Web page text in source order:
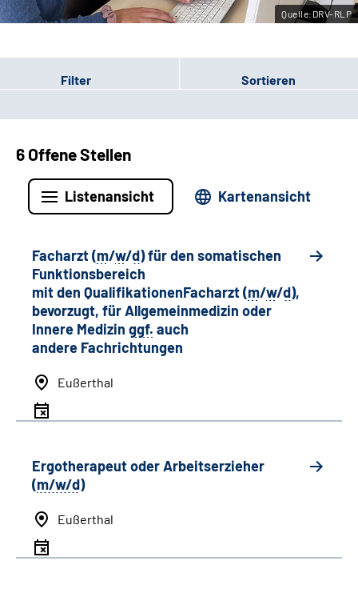
Gebärdensprache
Quelle:DRV-RLP
Filter Sortieren
6 Offene Stellen
Listenansicht Kartenansicht
Facharzt (m/w/d) für den somatischen
Funktionsbereich
mit den QualifikationenFacharzt (m/w/d),
bevorzugt, für Allgemeinmedizin oder
Innere Medizin ggf. auch
andere Fachrichtungen
Eußerthal
Ergotherapeut oder Arbeitserzieher
(m/w/d)
Eußerthal